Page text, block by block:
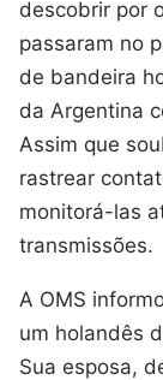
descobrir por
passaram no
de bandeira
da Argentina
Assim que
rastrear
monitorá-las
transmissões.
A OMS
um holandês
Sua esposa,